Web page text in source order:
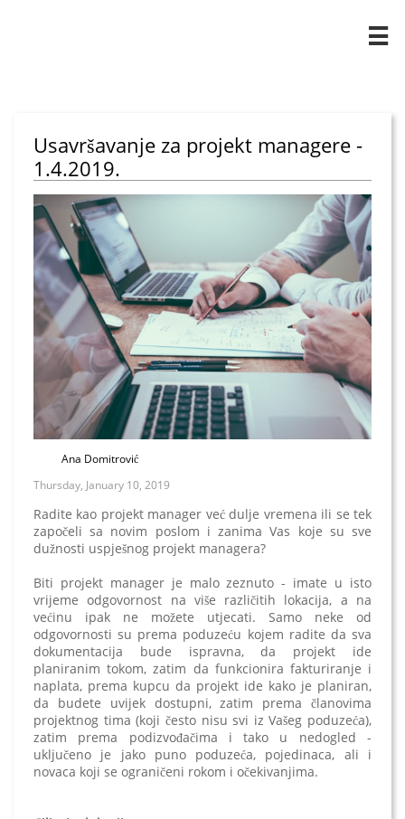

Usavršavanje za projekt managere -
1.4.2019.
Ana Domitrović
Thursday, January 10, 2019
Radite kao projekt manager već dulje vremena ili se tek
započeli sa novim poslom i zanima Vas koje su sve
dužnosti uspješnog projekt managera?
Biti projekt manager je malo zeznuto - imate u isto
vrijeme odgovornost na više različitih lokacija, a na
većinu ipak ne možete utjecati. Samo neke od
odgovornosti su prema poduzeću kojem radite da sva
dokumentacija bude ispravna, da projekt ide
planiranim tokom, zatim da funkcionira fakturiranje i
naplata, prema kupcu da projekt ide kako je planiran,
da budete uvijek dostupni, zatim prema članovima
projektnog tima (koji često nisu svi iz Vašeg poduzeća),
zatim prema podizvođačima i tako u nedogled -
uključeno je jako puno poduzeća, pojedinaca, ali i
novaca koji se ograničeni rokom i očekivanjima.